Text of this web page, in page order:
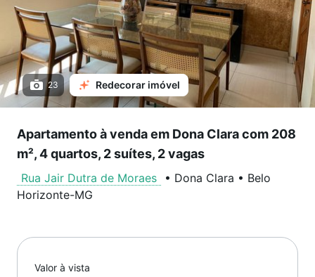
23 Redecorar imóvel
Apartamento à venda em Dona Clara com 208
m², 4 quartos, 2 suítes, 2 vagas
Rua Jair Dutra de Moraes • Dona Clara • Belo
Horizonte-MG
Valor à vista